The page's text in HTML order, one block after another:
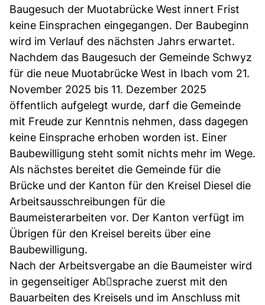
Baugesuch der Muotabrücke West innert Frist
keine Einsprachen eingegangen. Der Baubeginn
wird im Verlauf des nächsten Jahrs erwartet.
Nachdem das Baugesuch der Gemeinde Schwyz
für die neue Muotabrücke West in Ibach vom 21.
November 2025 bis 11. Dezember 2025
öffentlich aufgelegt wurde, darf die Gemeinde
mit Freude zur Kenntnis nehmen, dass dagegen
keine Einsprache erhoben worden ist. Einer
Baubewilligung steht somit nichts mehr im Wege.
Als nächstes bereitet die Gemeinde für die
Brücke und der Kanton für den Kreisel Diesel die
Arbeitsausschreibungen für die
Baumeisterarbeiten vor. Der Kanton verfügt im
Übrigen für den Kreisel bereits über eine
Baubewilligung.
Nach der Arbeitsvergabe an die Baumeister wird
in gegenseitiger Ab￾sprache zuerst mit den
Bauarbeiten des Kreisels und im Anschluss mit